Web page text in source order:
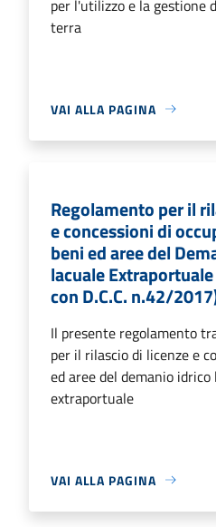
per l'utilizzo e la gestione
terra
VAI ALLA PAGINA
Regolamento per il
e concessioni di
beni ed aree del
lacuale
con D.C.C. n.42/
Il presente regolamento
per il rilascio di licenze e
ed aree del demanio idrico
extraportuale
VAI ALLA PAGINA